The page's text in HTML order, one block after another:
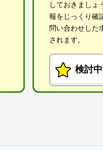
しておきましょ
報をじっくり確
問い合わせした
されます。
検討